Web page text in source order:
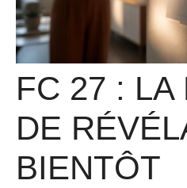
FC 27 : LA
DE
BIENTÔT